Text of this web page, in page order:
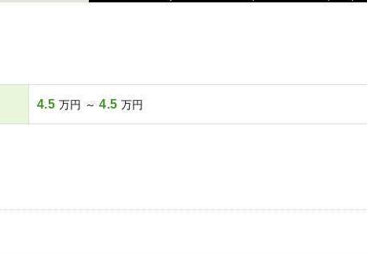
4.5 万円 ～4.5 万円